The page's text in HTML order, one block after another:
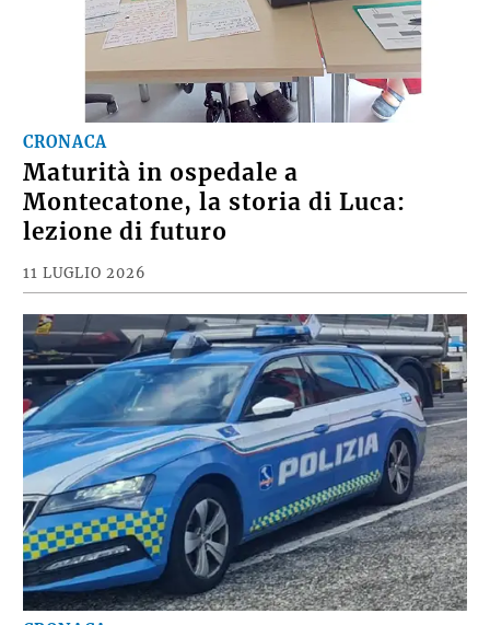
CRONACA
Maturità in ospedale a
Montecatone, la storia di Luca:
lezione di futuro
11 LUGLIO 2026